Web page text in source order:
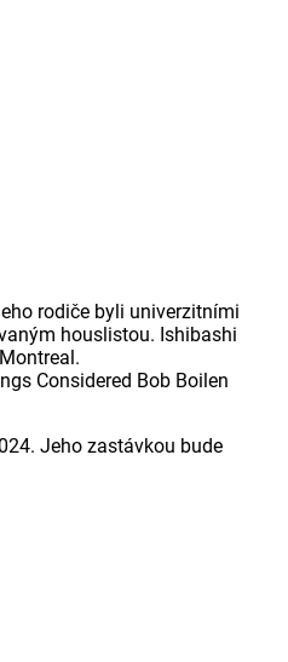
rodiče byli univerzitními
houslistou. Ishibashi
Considered Bob Boilen
Jeho zastávkou bude